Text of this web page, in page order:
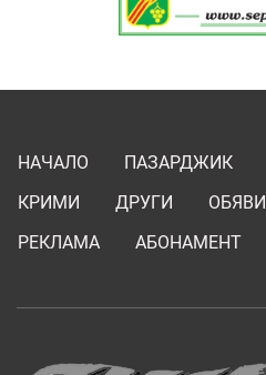
НАЧАЛО ПАЗАРДЖИК
КРИМИ
ДРУГИ ОБЯВИ
РЕКЛАМА
АБОНАМЕНТ